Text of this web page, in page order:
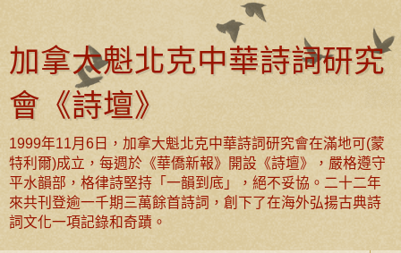
加拿大魁北克中華詩詞研究
會《詩壇》
1999年11月6日，加拿大魁北克中華詩詞研究會在滿地可(蒙
特利爾)成立，每週於《華僑新報》開設《詩壇》，嚴格遵守
平水韻部，格律詩堅持「一韻到底」，絕不妥協。二十二年
來共刊登逾一千期三萬餘首詩詞，創下了在海外弘揚古典詩
詞文化一項記錄和奇蹟。